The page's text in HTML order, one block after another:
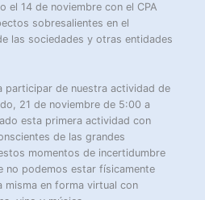
el 14 de noviembre con el CPA
sobresalientes en el
las sociedades y otras entidades
participar de nuestra actividad de
21 de noviembre de 5:00 a
esta primera actividad con
de las grandes
momentos de incertidumbre
no podemos estar físicamente
misma en forma virtual con